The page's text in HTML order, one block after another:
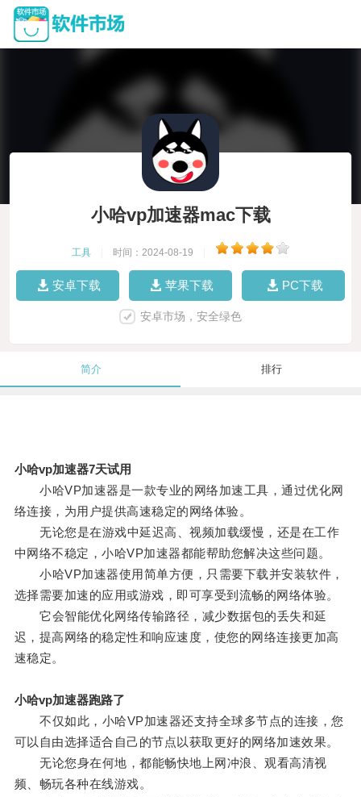
小哈vp加速器mac下载
工具 时间：2024-08-19
安卓下载 苹果下载 PC下载
安卓市场，安全绿色
简介 排行
小哈vp加速器7天试用
小哈VP加速器是一款专业的网络加速工具，通过优化网
络连接，为用户提供高速稳定的网络体验。
无论您是在游戏中延迟高、视频加载缓慢，还是在工作
中网络不稳定，小哈VP加速器都能帮助您解决这些问题。
小哈VP加速器使用简单方便，只需要下载并安装软件，
选择需要加速的应用或游戏，即可享受到流畅的网络体验。
它会智能优化网络传输路径，减少数据包的丢失和延
迟，提高网络的稳定性和响应速度，使您的网络连接更加高
速稳定。
小哈vp加速器跑路了
不仅如此，小哈VP加速器还支持全球多节点的连接，您
可以自由选择适合自己的节点以获取更好的网络加速效果。
无论您身在何地，都能畅快地上网冲浪、观看高清视
频、畅玩各种在线游戏。